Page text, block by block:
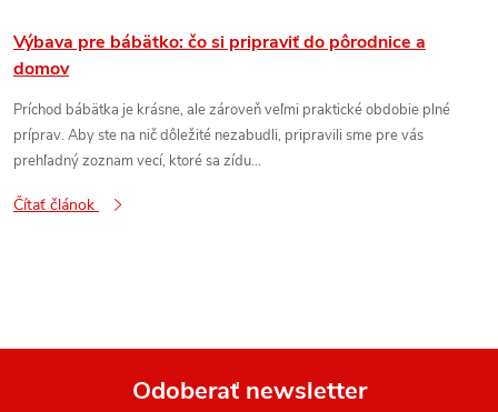
Výbava pre bábätko: čo si pripraviť do pôrodnice a
domov
Príchod bábätka je krásne, ale zároveň veľmi praktické obdobie plné
príprav. Aby ste na nič dôležité nezabudli, pripravili sme pre vás
prehľadný zoznam vecí, ktoré sa zídu...
Čítať článok
Odoberať newsletter